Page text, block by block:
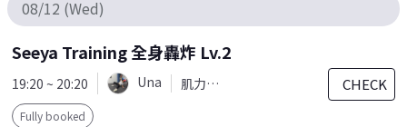
08/12 (Wed)
Seeya Training 全身轟炸 Lv.2
19:20 ~ 20:20 Una 肌力訓練
Fully booked
CHECK